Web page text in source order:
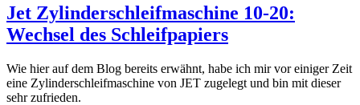
Jet Zylinderschleifmaschine 10-20:
Wechsel des Schleifpapiers
Wie hier auf dem Blog bereits erwähnt, habe ich mir vor einiger Zeit
eine Zylinderschleifmaschine von JET zugelegt und bin mit dieser
sehr zufrieden.